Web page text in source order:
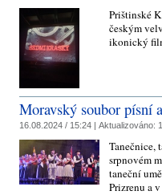
Prištinské
českým
ikonický
Moravský soubor písní
16.08.2024 / 15:24 | Aktualizováno:
Tanečnice,
srpnovém
taneční
Prizrenu a